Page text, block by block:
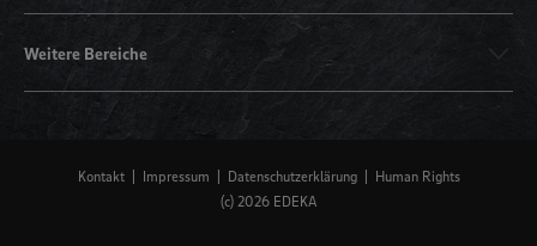
Weitere Bereiche
Kontakt Impressum Datenschutzerklärung
Human Rights
(c) 2026 EDEKA